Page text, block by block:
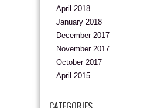
April 2018
January 2018
December 2017
November 2017
October 2017
April 2015